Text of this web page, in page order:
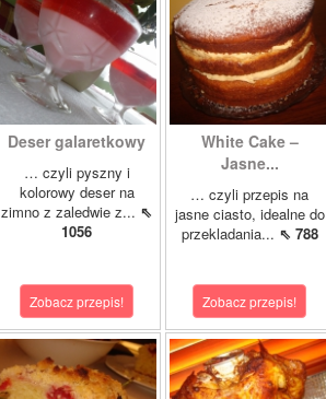
Deser galaretkowy
… czyli pyszny i
kolorowy deser na
zimno z zaledwie z... ⇖
1056
Zobacz przepis!
White Cake –
Jasne...
… czyli przepis na
jasne ciasto, idealne do
przekladania... ⇖ 788
Zobacz przepis!